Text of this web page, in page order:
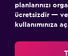
planlarınızı
ücretsizdir — ve
kullanımınıza